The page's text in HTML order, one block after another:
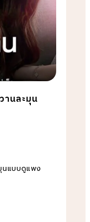
านละมุน
นแบบดูแพง